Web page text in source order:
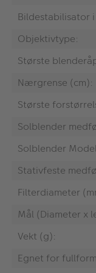
Bildestabilisator
Objektivtype:
Største
Nærgrense (cm):
Største
Solblender
Solblender
Stativfeste
Filterdiameter
Mål (Diameter x
Vekt (g):
Egnet for